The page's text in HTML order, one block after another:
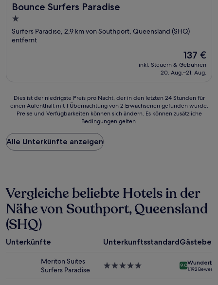
Bounce Surfers Paradise
Bounce Surfers Paradise
1.0-
Stern-
Unterkunft
Surfers Paradise, 2,9 km von Southport, Queensland (SHQ)
entfernt
Der
Preis
beträgt
137 €
inkl. Steuern & Gebühren
20. Aug.–21. Aug.
Dies
ist
Preis
pro
Nacht,
24 Stunden
für
einen
Aufenthalt
mit
1 Übernachtung
von
Dies ist der niedrigste Preis pro Nacht, der in den letzten 24 Stunden für
einen Aufenthalt mit 1 Übernachtung von 2 Erwachsenen gefunden wurde.
Preise und Verfügbarkeiten können sich ändern. Es können zusätzliche
Bedingungen gelten.
Alle Unterkünfte anzeigen
Vergleiche beliebte Hotels in der
Nähe von Southport, Queensland
(SHQ)
Unterkünfte Unterkunftsstandard
Meriton Suites
Surfers Paradise
5.0-
9.0
1.192